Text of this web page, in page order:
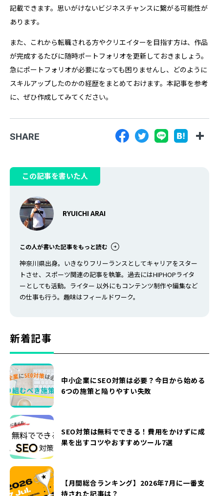
記載できます。思いがけないビジネスチャンスに繋がる可能性が
あります。
また、これから転職される方やクリエイターを目指す方は、作品
が完成するたびに随時ポートフォリオを更新しておきましょう。
急にポートフォリオが必要になっても困りませんし、どのように
スキルアップしたのかの経歴をまとめておけます。本記事を参考
に、ぜひ作成してみてください。
SHARE
この記事を書いた人
RYUICHI ARAI
この人が書いた記事をもっと読む
神奈川県出身。いきなりフリーランスとしてキャリアをスター
トさせ、スポーツ関連の記事を執筆。過去にはHIPHOPライタ
ーとしても活動。ライター 以外にもコンテンツ制作や編集など
の仕事も行う。趣味はフィールドワーク。
新着記事
中小企業にSEO対策は必要？今日から始める
6つの施策と陥りやすい失敗
SEO対策は無料でできる！費用をかけずに成
果を出すコツやおすすめツール7選
【月間総合ランキング】2026年7月に一番支
持された記事は？